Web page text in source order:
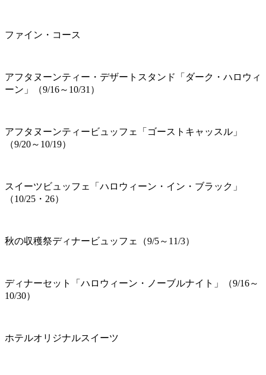
ファイン・コース
アフタヌーンティー・デザートスタンド「ダーク・ハロウィ
ーン」（9/16～10/31）
アフタヌーンティービュッフェ「ゴーストキャッスル」
（9/20～10/19）
スイーツビュッフェ「ハロウィーン・イン・ブラック」
（10/25・26）
秋の収穫祭ディナービュッフェ（9/5～11/3）
ディナーセット「ハロウィーン・ノーブルナイト」（9/16～
10/30）
ホテルオリジナルスイーツ